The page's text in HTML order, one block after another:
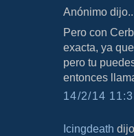
Anónimo
Pero con
exacta, ya
pero tu
entonces
14/2/14
Icingdeath